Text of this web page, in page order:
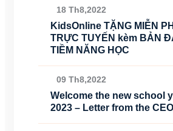
18 Th8,2022
KidsOnline TẶNG MIỄN
TRỰC TUYẾN kèm BẢN
TIỀM NĂNG HỌC
09 Th8,2022
Welcome the new school
2023 – Letter from the CEO